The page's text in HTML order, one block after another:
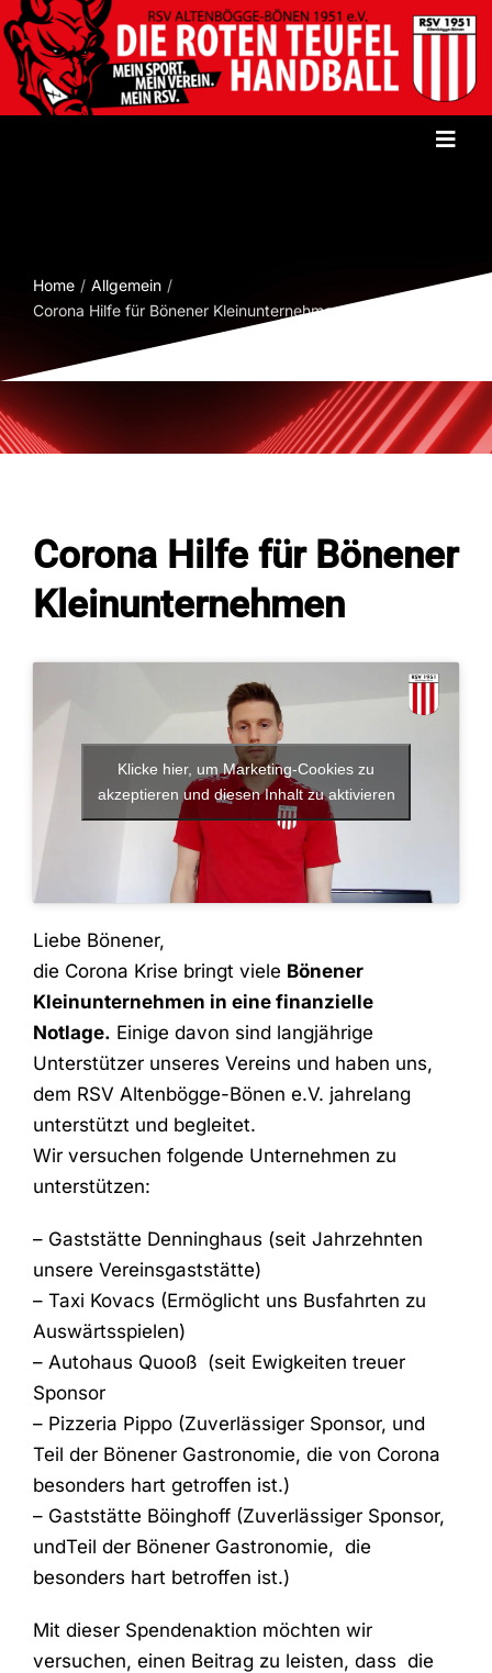
Zum
Inhalt
springen
Damen
Fans
Kontakt
Home
Allgemein
Corona Hilfe für Bönener Kleinunternehmen
Corona Hilfe für Bönener
Kleinunternehmen
Klicke hier, um Marketing-Cookies zu
akzeptieren und diesen Inhalt zu aktivieren
Liebe Bönener,
die Corona Krise bringt viele Bönener
Kleinunternehmen in eine finanzielle
Notlage. Einige davon sind langjährige
Unterstützer unseres Vereins und haben uns,
dem RSV Altenbögge-Bönen e.V. jahrelang
unterstützt und begleitet.
Wir versuchen folgende Unternehmen zu
unterstützen:
– Gaststätte Denninghaus (seit Jahrzehnten
unsere Vereinsgaststätte)
– Taxi Kovacs (Ermöglicht uns Busfahrten zu
Auswärtsspielen)
– Autohaus Quooß (seit Ewigkeiten treuer
Sponsor
– Pizzeria Pippo (Zuverlässiger Sponsor, und
Teil der Bönener Gastronomie, die von Corona
besonders hart getroffen ist.)
– Gaststätte Böinghoff (Zuverlässiger Sponsor,
undTeil der Bönener Gastronomie, die
besonders hart betroffen ist.)
Mit dieser Spendenaktion möchten wir
versuchen, einen Beitrag zu leisten, dass die